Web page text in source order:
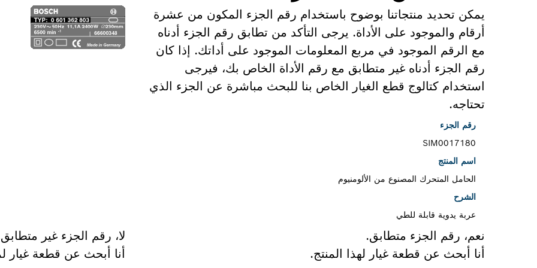
يمكن تحديد منتجاتنا بوضوح باستخدام رقم الجزء المكون من عشرة
أرقام والموجود على الأداة. يرجى التأكد من تطابق رقم الجزء أدناه
مع الرقم الموجود في مربع المعلومات الموجود على أداتك. إذا كان
رقم الجزء أدناه غير متطابق مع رقم الأداة الخاص بك، فيرجى
استخدام كتالوج قطع الغيار الخاص بنا للبحث مباشرة عن الجزء الذي
تحتاجه.
رقم الجزء
SIM0017180
اسم المنتج
الحامل المتحرك المصنوع من الألومنيوم
الشرح
عربة يدوية قابلة للطي
نعم، رقم الجزء متطابق.
أنا أبحث عن قطعة غيار لهذا المنتج.
لا، رقم الجزء غير
أنا أبحث عن قطعة غيار